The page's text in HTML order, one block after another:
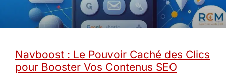
Navboost : Le Pouvoir Caché des Clics
pour Booster Vos Contenus SEO